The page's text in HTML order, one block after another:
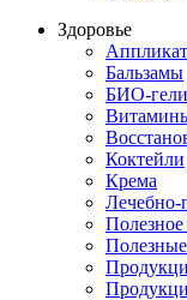
Здоровье
Бальзамы
БИО-гели
Коктейли
Крема
Лечебно-